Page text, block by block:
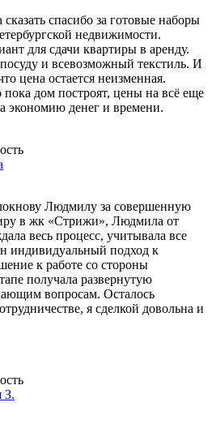
спасибо за готовые наборы
недвижимости.
для сдачи квартиры в аренду.
и всевозможный текстиль. И
цена остается неизменная.
дом построят, цены на всё еще
экономию денег и времени.
Людмилу за совершенную
в жк «Стрижи», Людмила от
весь процесс, учитывала все
индивидуальный подход к
к работе со стороны
получала развернутую
вопросам. Осталось
я сделкой довольна и
З.